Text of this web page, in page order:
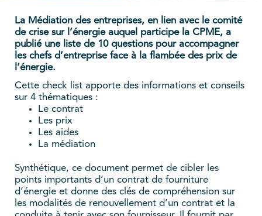
La Médiation des entreprises, en lien avec le comité
de crise sur l’énergie auquel participe la CPME, a
publié une liste de 10 questions pour accompagner
les chefs d’entreprise face à la flambée des prix de
l’énergie.
Cette check list apporte des informations et conseils
sur 4 thématiques :
Le contrat
Les prix
Les aides
La médiation
Synthétique, ce document permet de cibler les
points importants d’un contrat de fourniture
d’énergie et donne des clés de compréhension sur
les modalités de renouvellement d’un contrat et la